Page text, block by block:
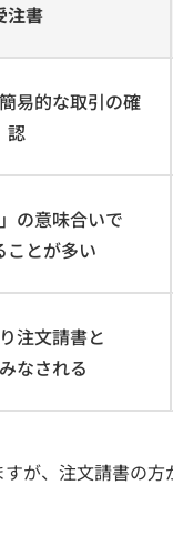
注書
易的な取引の確
認
の意味合いで
ことが多い
注文請書と
なされる
が、注文請書の